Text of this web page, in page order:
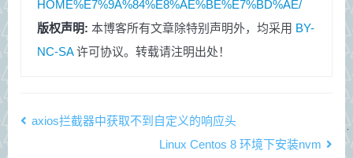
HOME%E7%9A%84%E8%AE%BE%E7%BD%AE/
版权声明: 本博客所有文章除特别声明外，均采用 BY-
NC-SA许可协议。转载请注明出处！
axios拦截器中获取不到自定义的响应头
Linux Centos 8 环境下安装nvm